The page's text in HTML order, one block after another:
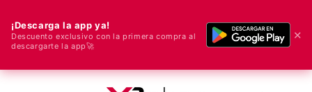
¡Descarga la app ya!
Descuento exclusivo con la primera compra al
descargarte la app🚀
✕
🌍 Spediamo in tutto il mondo! 🚀📦